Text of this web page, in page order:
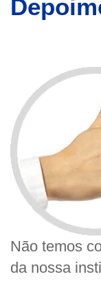
Não temos
da nossa